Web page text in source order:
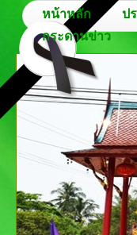
หน้าหลัก ป
กระดานข่าว